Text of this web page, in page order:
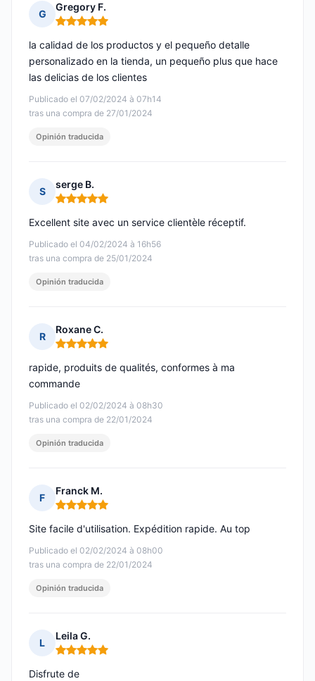
G
Gregory F.
Nota: 5 de 5
Publicado el 07/02/2024 à 07h14
tras una compra de 27/01/2024
la calidad de los productos y el pequeño detalle
personalizado en la tienda, un pequeño plus que hace
las delicias de los clientes
Opinión traducida
S
serge B.
Nota: 5 de 5
Publicado el 04/02/2024 à 16h56
tras una compra de 25/01/2024
Excellent site avec un service clientèle réceptif.
Opinión traducida
R
Roxane C.
Nota: 5 de 5
Publicado el 02/02/2024 à 08h30
tras una compra de 22/01/2024
rapide, produits de qualités, conformes à ma
commande
Opinión traducida
F
Franck M.
Nota: 5 de 5
Publicado el 02/02/2024 à 08h00
tras una compra de 22/01/2024
Site facile d'utilisation. Expédition rapide. Au top
Opinión traducida
L
Leila G.
Nota: 5 de 5
Disfrute de